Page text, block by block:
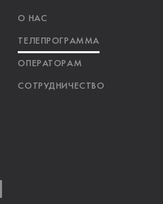
О НАС
ТЕЛЕПРОГРАММА
ОПЕРАТОРАМ
СОТРУДНИЧЕСТВО